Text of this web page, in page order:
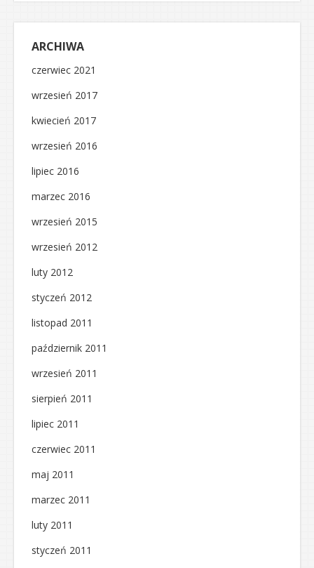
ARCHIWA
czerwiec 2021
wrzesień 2017
kwiecień 2017
wrzesień 2016
lipiec 2016
marzec 2016
wrzesień 2015
wrzesień 2012
luty 2012
styczeń 2012
listopad 2011
październik 2011
wrzesień 2011
sierpień 2011
lipiec 2011
czerwiec 2011
maj 2011
marzec 2011
luty 2011
styczeń 2011